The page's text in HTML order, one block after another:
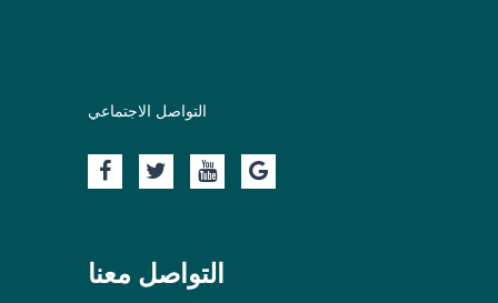
التواصل الاجتماعي
التواصل معنا